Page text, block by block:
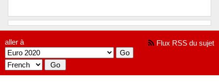
aller à Flux RSS du sujet